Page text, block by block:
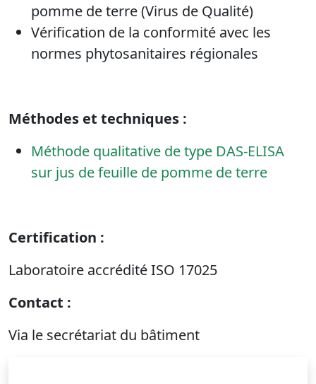
pomme de terre (Virus de Qualité)
Vérification de la conformité avec les
normes phytosanitaires régionales
Méthodes et techniques :
Méthode qualitative de type DAS-ELISA
sur jus de feuille de pomme de terre
Certification :
Laboratoire accrédité ISO 17025
Contact :
Via le secrétariat du bâtiment